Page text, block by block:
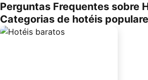
Perguntas Frequentes sobre
Categorias de hotéis